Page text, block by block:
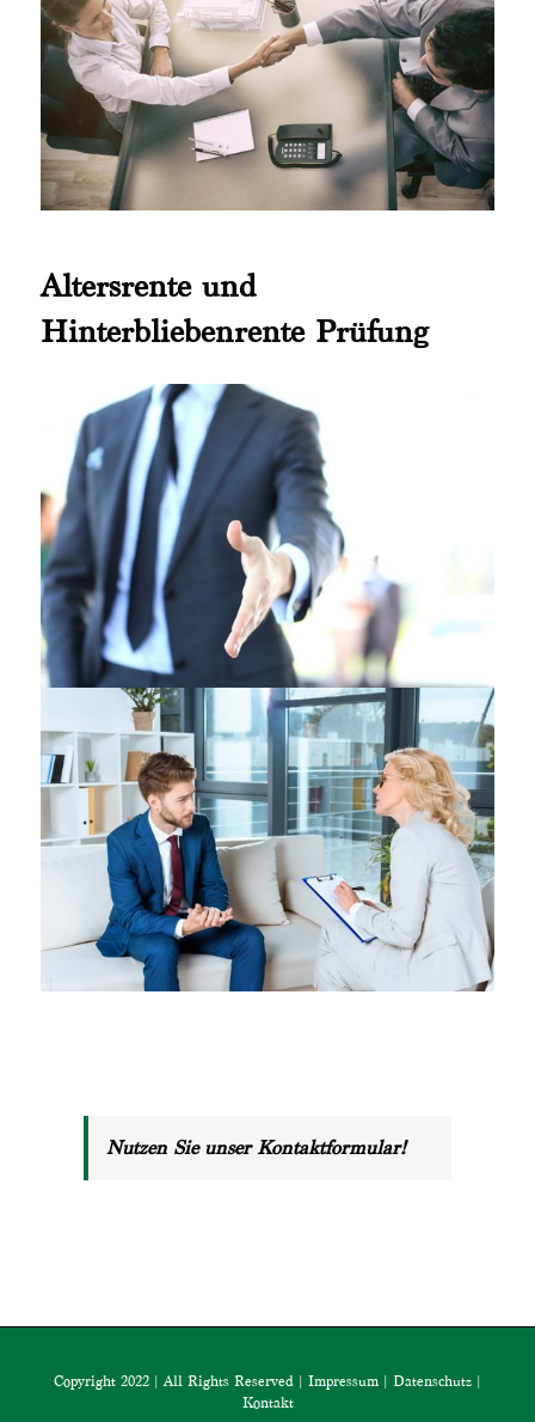
Altersrente und
Hinterbliebenrente Prüfung
Nutzen Sie unser Kontaktformular!
Copyright 2022 | All Rights Reserved | Impressum | Datenschutz |
Kontakt